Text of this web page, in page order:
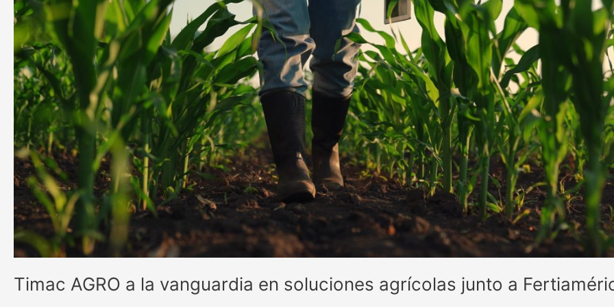
Timac AGRO a la vanguardia en soluciones agrícolas junto a
soluciones
agrícolas
junto
a
Fertiamérica